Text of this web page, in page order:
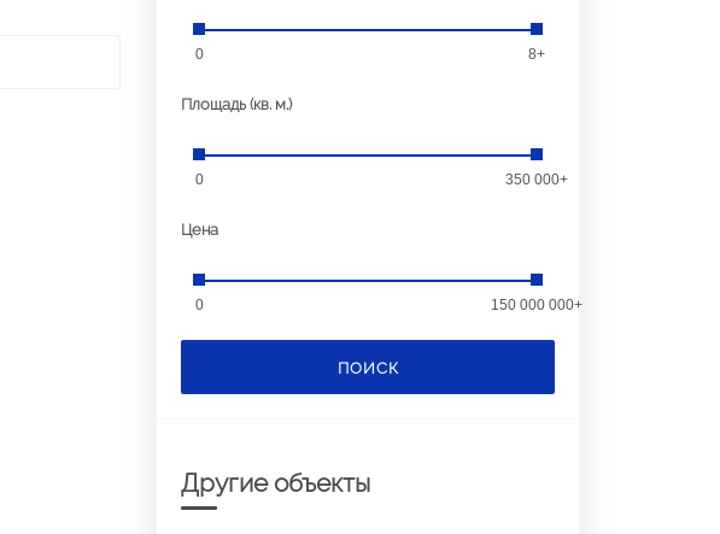
0 8+
Площадь (кв. м.)
0 350 000+
Цена
0 150 000 000+
ПОИСК
Другие объекты